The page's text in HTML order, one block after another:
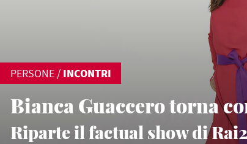
PERSONE / INCONTRI
Bianca Guaccero torna
Riparte il factual show di Rai2